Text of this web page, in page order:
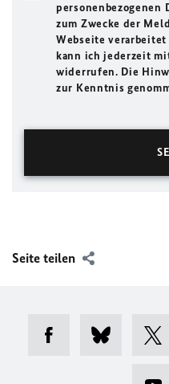
personenbezogenen
zum Zwecke der
Webseite
kann ich jederzeit
widerrufen. Die
zur Kenntnis
Seite teilen